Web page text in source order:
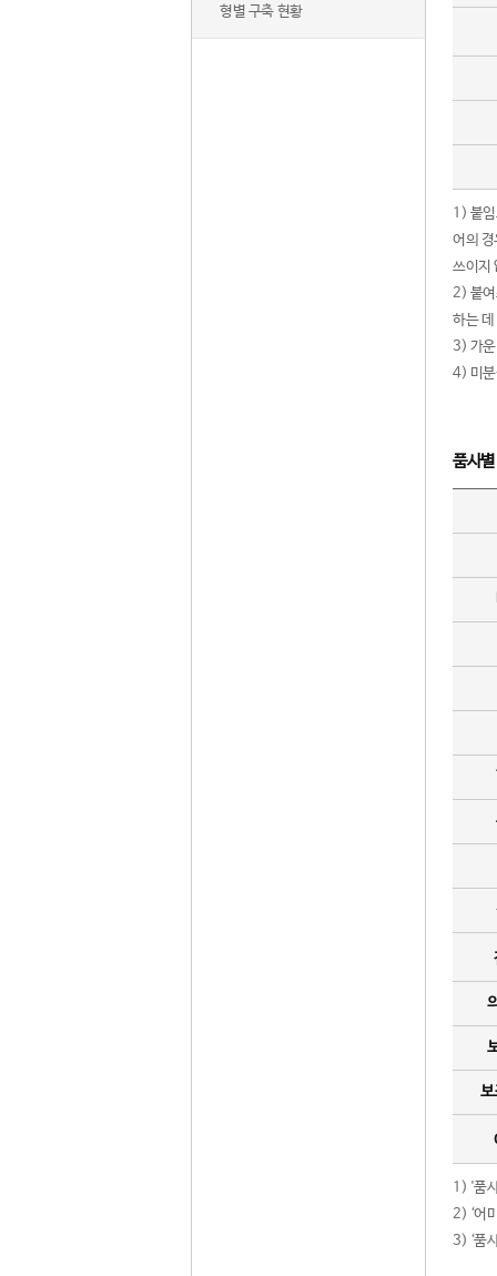
형별 구축 현황
1) 붙
어의
쓰이지
2) 붙여
하는
3) 가운
4) 미분
품사
보
1) '품
2) ‘어
3) ‘품